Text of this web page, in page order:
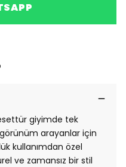
giyimde tek
arayanlar için
kullanımdan özel
ve zamansız bir stil